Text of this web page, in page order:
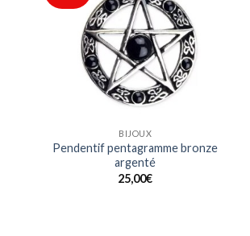
liste
BIJOUX
Pendentif pentagramme bronze
argenté
25,00€